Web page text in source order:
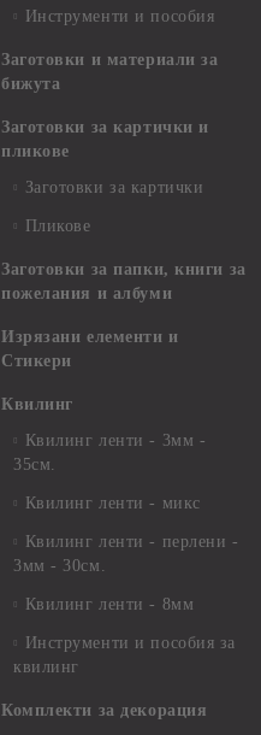
Инструменти и пособия
Заготовки и материали за
бижута
Заготовки за картички и
пликове
Заготовки за картички
Пликове
Заготовки за папки, книги за
пожелания и албуми
Изрязани елементи и
Стикери
Квилинг
Квилинг ленти - 3мм -
35см.
Квилинг ленти - микс
Квилинг ленти - перлени -
3мм - 30см.
Квилинг ленти - 8мм
Инструменти и пособия за
квилинг
Комплекти за декорация